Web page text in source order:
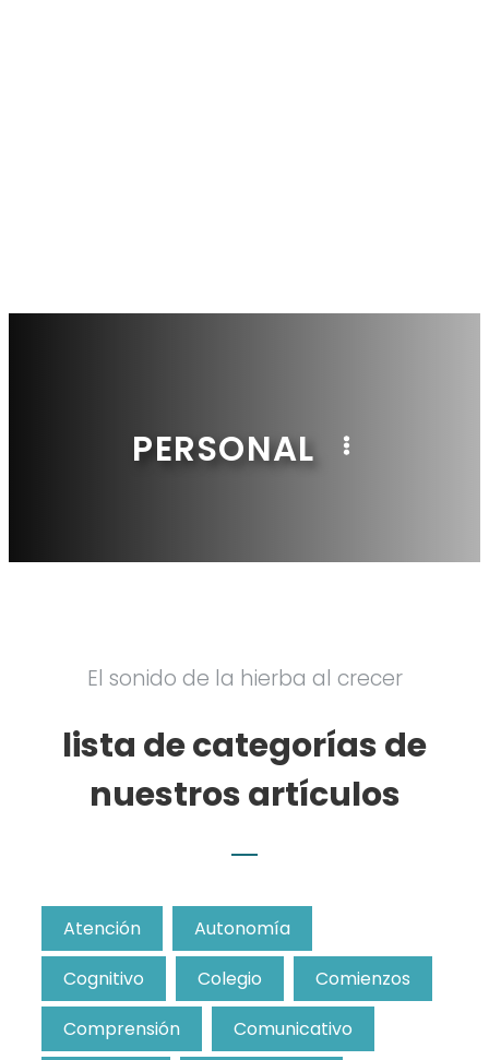
PERSONAL
El sonido de la hierba al crecer
lista de categorías de
nuestros artículos
Atención
Autonomía
Cognitivo
Colegio
Comienzos
Comprensión
Comunicativo